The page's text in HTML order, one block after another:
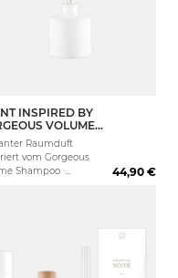
200 ml
INSPIRED BY
VOLUME
Raumduft
vom Gorgeous
Shampoo ·
44,90 €